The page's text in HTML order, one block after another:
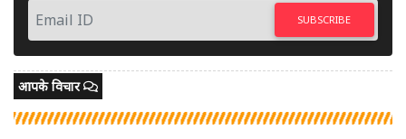
SUBSCRIBE
आपके विचार